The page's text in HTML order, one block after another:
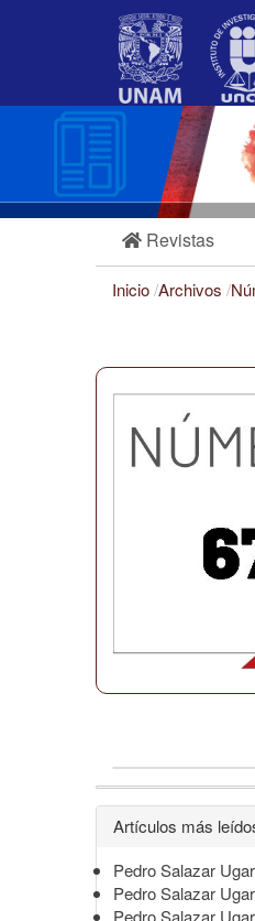
Barra
Revistas
Inicio/Archivos /
Detalles
del
artículo
Artículos más
Pedro Salazar
Pedro Salazar
Pedro Salazar